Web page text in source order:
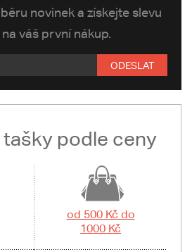
novinek a získejte slevu
váš první nákup.
ODESLAT
tašky podle ceny
od 500 Kč do
1000 Kč